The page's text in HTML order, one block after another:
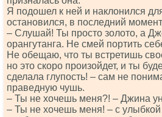
Я подошел к ней и наклонился
остановился, в последний
– Слушай! Ты просто золото, а
орангутанга. Не смей портить
Не обещаю, что ты встретишь
но это скоро произойдет, и ты
сделала глупость! – сам не
праведную чушь.
– Ты не хочешь меня?! – Джина
– Ты не хочешь меня! – с улыбкой